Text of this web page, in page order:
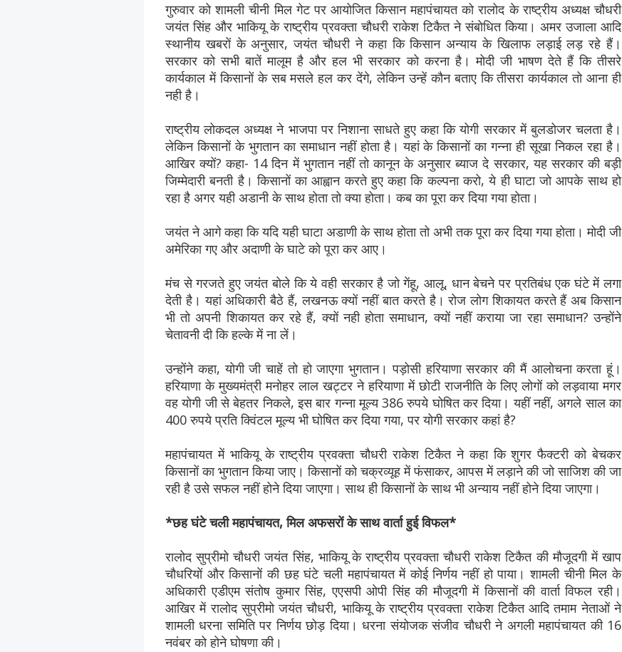
गुरुवार को शामली चीनी मिल गेट पर आयोजित किसान महापंचायत को रालोद के राष्ट्रीय अध्यक्ष चौधरी
जयंत सिंह और भाकियू के राष्ट्रीय प्रवक्ता चौधरी राकेश टिकैत ने संबोधित किया। अमर उजाला आदि
स्थानीय खबरों के अनुसार, जयंत चौधरी ने कहा कि किसान अन्याय के खिलाफ लड़ाई लड़ रहे हैं।
सरकार को सभी बातें मालूम है और हल भी सरकार को करना है। मोदी जी भाषण देते हैं कि तीसरे
कार्यकाल में किसानों के सब मसले हल कर देंगे, लेकिन उन्हें कौन बताए कि तीसरा कार्यकाल तो आना ही
नही है।
राष्ट्रीय लोकदल अध्यक्ष ने भाजपा पर निशाना साधते हुए कहा कि योगी सरकार में बुलडोजर चलता है।
लेकिन किसानों के भुगतान का समाधान नहीं होता है। यहां के किसानों का गन्ना ही सूखा निकल रहा है।
आखिर क्यों? कहा- 14 दिन में भुगतान नहीं तो कानून के अनुसार ब्याज दे सरकार, यह सरकार की बड़ी
जिम्मेदारी बनती है। किसानों का आह्वान करते हुए कहा कि कल्पना करो, ये ही घाटा जो आपके साथ हो
रहा है अगर यही अडानी के साथ होता तो क्या होता। कब का पूरा कर दिया गया होता।
जयंत ने आगे कहा कि यदि यही घाटा अडाणी के साथ होता तो अभी तक पूरा कर दिया गया होता। मोदी जी
अमेरिका गए और अदाणी के घाटे को पूरा कर आए।
मंच से गरजते हुए जयंत बोले कि ये वही सरकार है जो गेंहू, आलू, धान बेचने पर प्रतिबंध एक घंटे में लगा
देती है। यहां अधिकारी बैठे हैं, लखनऊ क्यों नहीं बात करते है। रोज लोग शिकायत करते हैं अब किसान
भी तो अपनी शिकायत कर रहे हैं, क्यों नही होता समाधान, क्यों नहीं कराया जा रहा समाधान? उन्होंने
चेतावनी दी कि हल्के में ना लें।
उन्होंने कहा, योगी जी चाहें तो हो जाएगा भुगतान। पड़ोसी हरियाणा सरकार की मैं आलोचना करता हूं।
हरियाणा के मुख्यमंत्री मनोहर लाल खट्टर ने हरियाणा में छोटी राजनीति के लिए लोगों को लड़वाया मगर
वह योगी जी से बेहतर निकले, इस बार गन्ना मूल्य 386 रुपये घोषित कर दिया। यहीं नहीं, अगले साल का
400 रुपये प्रति क्विंटल मूल्य भी घोषित कर दिया गया, पर योगी सरकार कहां है?
महापंचायत में भाकियू के राष्ट्रीय प्रवक्ता चौधरी राकेश टिकैत ने कहा कि शुगर फैक्टरी को बेचकर
किसानों का भुगतान किया जाए। किसानों को चक्रव्यूह में फंसाकर, आपस में लड़ाने की जो साजिश की जा
रही है उसे सफल नहीं होने दिया जाएगा। साथ ही किसानों के साथ भी अन्याय नहीं होने दिया जाएगा।
*छह घंटे चली महापंचायत, मिल अफसरों के साथ वार्ता हुई विफल*
रालोद सुप्रीमो चौधरी जयंत सिंह, भाकियू के राष्ट्रीय प्रवक्ता चौधरी राकेश टिकैत की मौजूदगी में खाप
चौधरियों और किसानों की छह घंटे चली महापंचायत में कोई निर्णय नहीं हो पाया। शामली चीनी मिल के
अधिकारी एडीएम संतोष कुमार सिंह, एएसपी ओपी सिंह की मौजूदगी में किसानों की वार्ता विफल रही।
आखिर में रालोद सुप्रीमो जयंत चौधरी, भाकियू के राष्ट्रीय प्रवक्ता राकेश टिकैत आदि तमाम नेताओं ने
शामली धरना समिति पर निर्णय छोड़ दिया। धरना संयोजक संजीव चौधरी ने अगली महापंचायत की 16
नवंबर को होने घोषणा की।